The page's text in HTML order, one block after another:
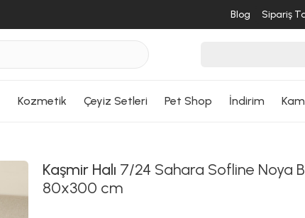
Blog Sipariş
Kozmetik Çeyiz Setleri Pet Shop İndirim
Kaşmir Halı 7/24 Sahara Sofline Noya
80x300 cm